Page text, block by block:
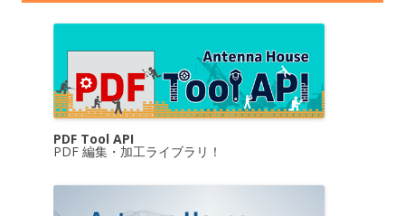
PDF Tool API
PDF 編集・加工ライブラリ！